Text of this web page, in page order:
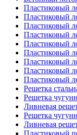
Пластиковый
Пластиковый
Пластиковый
Пластиковый
Пластиковый
Пластиковый
Пластиковый
Пластиковый
Пластиковый
Решетка
Решетка
Ливневая
Решетка
Ливневая